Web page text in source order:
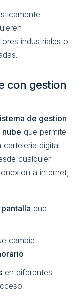
industriales o
con gestion
de gestion
nube que permite
digital
cualquier
a internet,
que
cambie
en diferentes